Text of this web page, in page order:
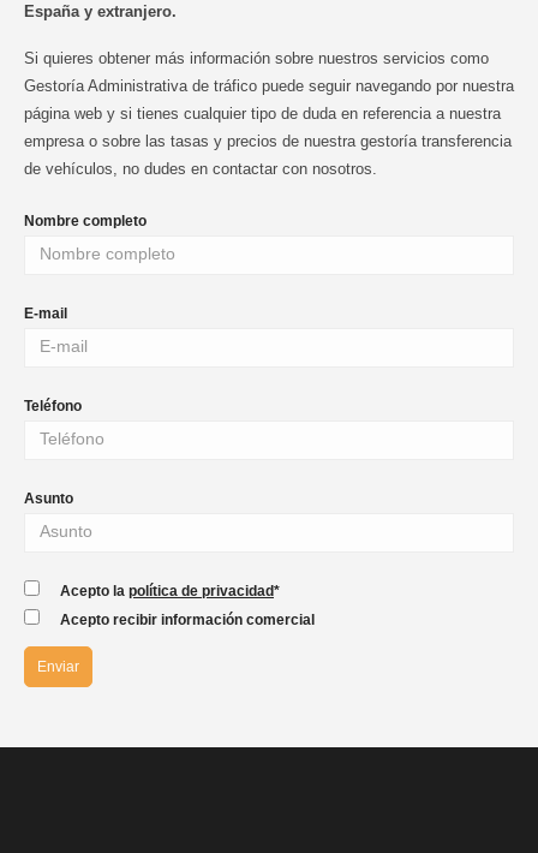
España y extranjero.
Si quieres obtener más información sobre nuestros servicios como
Gestoría Administrativa de tráfico puede seguir navegando por nuestra
página web y si tienes cualquier tipo de duda en referencia a nuestra
empresa o sobre las tasas y precios de nuestra gestoría transferencia
de vehículos, no dudes en contactar con nosotros.
Nombre completo
E-mail
Teléfono
Asunto
Acepto la política de privacidad*
Acepto recibir información comercial